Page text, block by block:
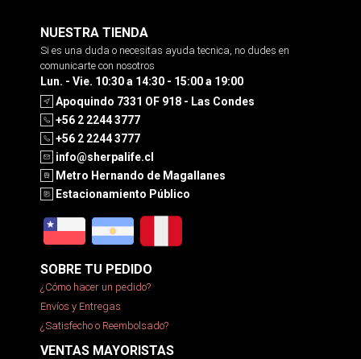
NUESTRA TIENDA
Si es una duda o necesitas ayuda tecnica, no dudes en
comunicarte con nosotros
Lun. - Vie. 10:30 a 14:30 - 15:00 a 19:00
Apoquindo 7331 OF 918 - Las Condes
+56 2 2244 3777
+56 2 2244 3777
info@sherpalife.cl
Metro Hernando de Magallanes
Estacionamiento Público
SOBRE TU PEDIDO
¿Cómo hacer un pedido?
Envíos y Entregas
¿Satisfecho o Reembolsado?
VENTAS MAYORISTAS